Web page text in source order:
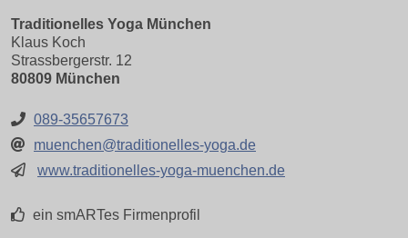
Traditionelles Yoga München
Klaus Koch
Strassbergerstr. 12
80809 München
089-35657673
muenchen@traditionelles-yoga.de
www.traditionelles-yoga-muenchen.de
ein smARTes Firmenprofil